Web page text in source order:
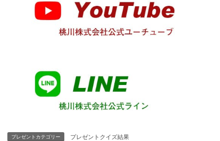
プレゼントカテゴリー プレゼントクイズ結果